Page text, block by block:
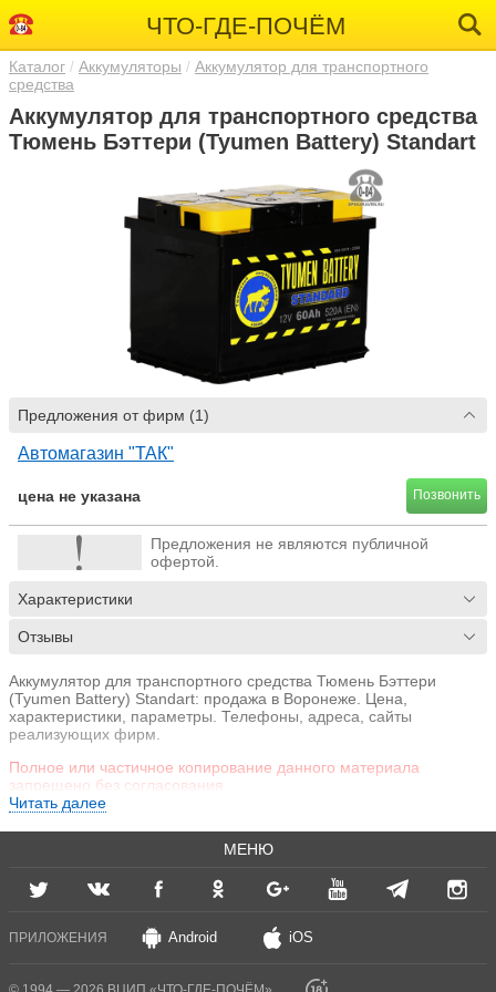
ЧТО-ГДЕ-ПОЧЁМ
Каталог Аккумуляторы
Аккумулятор для транспортного
средства
Аккумулятор для транспортного средства
Тюмень Бэттери (Tyumen Battery) Standart
Предложения от фирм (1)
Автомагазин "ТАК"
цена не указана Позвонить
Предложения не являются публичной
офертой.
Характеристики
Отзывы
Аккумулятор для транспортного средства Тюмень Бэттери
(Tyumen Battery) Standart: продажа в Воронеже. Цена,
характеристики, параметры. Телефоны, адреса, сайты
реализующих фирм.
Полное или частичное копирование данного материала
запрещено без согласования.
Читать далее
МЕНЮ
ПРИЛОЖЕНИЯ Android iOS